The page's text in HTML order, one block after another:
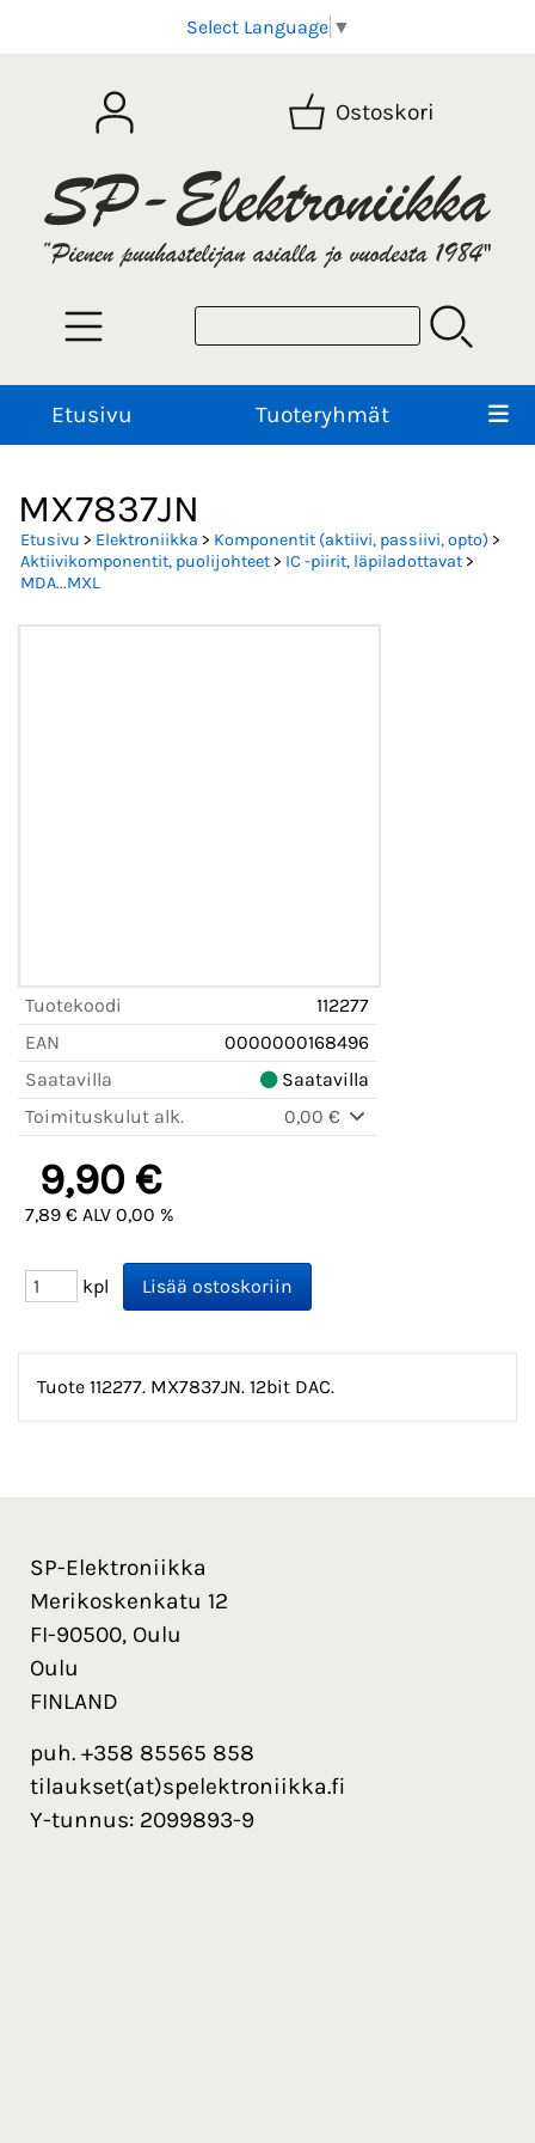
Select Language ▼
Ostoskori
Etusivu Tuoteryhmät
MX7837JN
Etusivu > Elektroniikka > Komponentit (aktiivi, passiivi, opto) >
Aktiivikomponentit, puolijohteet> IC -piirit, läpiladottavat>
MDA...MXL
Tuotekoodi
112277
EAN
0000000168496
Saatavilla
Saatavilla
Toimituskulut alk.
0,00 €
9,90 €
7,89 € ALV 0,00 %
kpl
Tuote 112277. MX7837JN. 12bit DAC.
SP-Elektroniikka
Merikoskenkatu 12
FI-90500, Oulu
Oulu
FINLAND
puh. +358 85565 858
tilaukset(at)spelektroniikka.fi
Y-tunnus: 2099893-9